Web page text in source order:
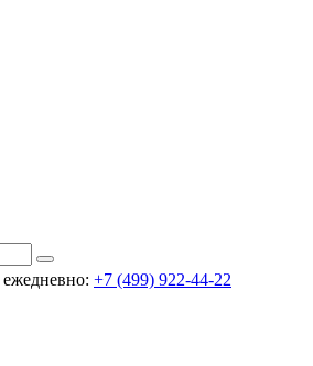
ежедневно: +7 (499) 922-44-22